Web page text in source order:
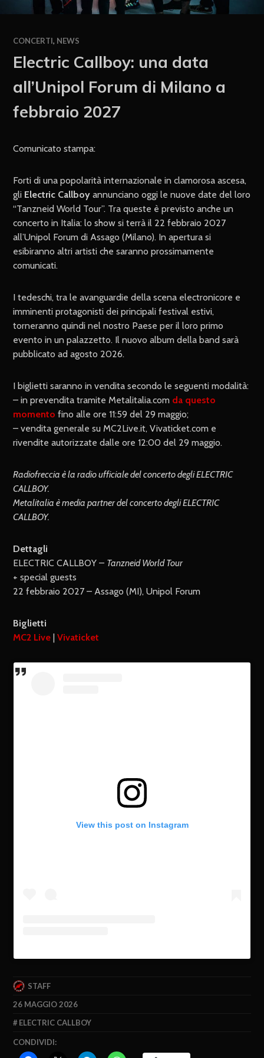
CONCERTI, NEWS
Electric Callboy: una data
all’Unipol Forum di Milano a
febbraio 2027
Comunicato stampa:
Forti di una popolarità internazionale in clamorosa ascesa,
gli Electric Callboy annunciano oggi le nuove date del loro
“Tanzneid World Tour”. Tra queste è previsto anche un
concerto in Italia: lo show si terrà il 22 febbraio 2027
all’Unipol Forum di Assago (Milano). In apertura si
esibiranno altri artisti che saranno prossimamente
comunicati.
I tedeschi, tra le avanguardie della scena electronicore e
imminenti protagonisti dei principali festival estivi,
torneranno quindi nel nostro Paese per il loro primo
evento in un palazzetto. Il nuovo album della band sarà
pubblicato ad agosto 2026.
I biglietti saranno in vendita secondo le seguenti modalità:
– in prevendita tramite Metalitalia.com da questo
momento fino alle ore 11:59 del 29 maggio;
– vendita generale su MC2Live.it, Vivaticket.com e
rivendite autorizzate dalle ore 12:00 del 29 maggio.
Radiofreccia è la radio ufficiale del concerto degli ELECTRIC
CALLBOY.
Metalitalia è media partner del concerto degli ELECTRIC
CALLBOY.
Dettagli
ELECTRIC CALLBOY – Tanzneid World Tour
+ special guests
22 febbraio 2027 – Assago (MI), Unipol Forum
Biglietti
MC2 Live |Vivaticket
View this post on Instagram
STAFF
26 MAGGIO 2026
ELECTRIC CALLBOY
CONDIVIDI: